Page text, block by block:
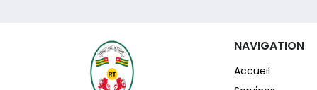
NAVIGATION
Accueil